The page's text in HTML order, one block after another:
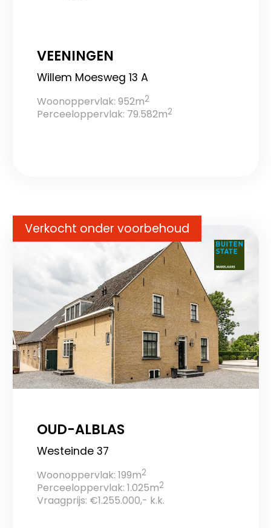
VEENINGEN
Willem Moesweg 13 A
Woonoppervlak: 952m2
Perceeloppervlak: 79.582m2
Verkocht onder voorbehoud
OUD-ALBLAS
Westeinde 37
Woonoppervlak: 199m2
Perceeloppervlak: 1.025m2
Vraagprijs: €1.255.000,- k.k.